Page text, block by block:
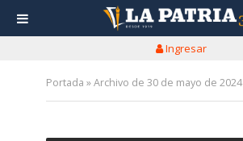
Ingresar
Portada »Archivo de 30 de mayo de 2024